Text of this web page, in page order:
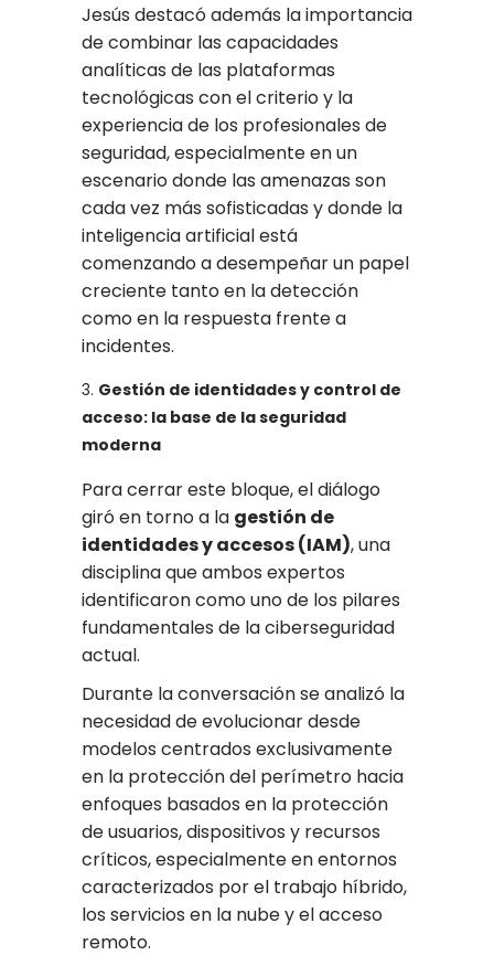
Jesús destacó además la importancia
de combinar las capacidades
analíticas de las plataformas
tecnológicas con el criterio y la
experiencia de los profesionales de
seguridad, especialmente en un
escenario donde las amenazas son
cada vez más sofisticadas y donde la
inteligencia artificial está
comenzando a desempeñar un papel
creciente tanto en la detección
como en la respuesta frente a
incidentes.
Gestión de identidades y control de
acceso: la base de la seguridad
moderna
Para cerrar este bloque, el diálogo
giró en torno a la gestión de
identidades y accesos (IAM), una
disciplina que ambos expertos
identificaron como uno de los pilares
fundamentales de la ciberseguridad
actual.
Durante la conversación se analizó la
necesidad de evolucionar desde
modelos centrados exclusivamente
en la protección del perímetro hacia
enfoques basados en la protección
de usuarios, dispositivos y recursos
críticos, especialmente en entornos
caracterizados por el trabajo híbrido,
los servicios en la nube y el acceso
remoto.